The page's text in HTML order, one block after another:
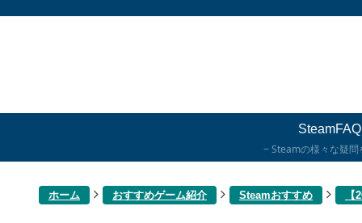
SteamFAQ
Steamの様々な疑問
ホーム おすすめゲーム紹介 Steamおすすめ